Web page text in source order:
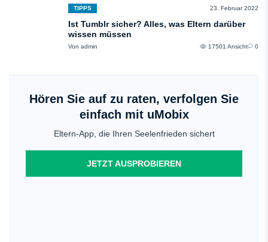
TIPPS 23. Februar 2022
Ist Tumblr sicher? Alles, was Eltern darüber
wissen müssen
Von admin 17501 Ansicht 0
Hören Sie auf zu raten, verfolgen Sie
einfach mit uMobix
Eltern-App, die Ihren Seelenfrieden sichert
JETZT AUSPROBIEREN